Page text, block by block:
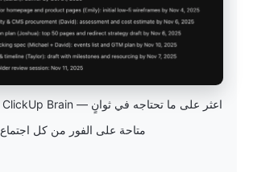
متاحة على الفور من كل اجتماع